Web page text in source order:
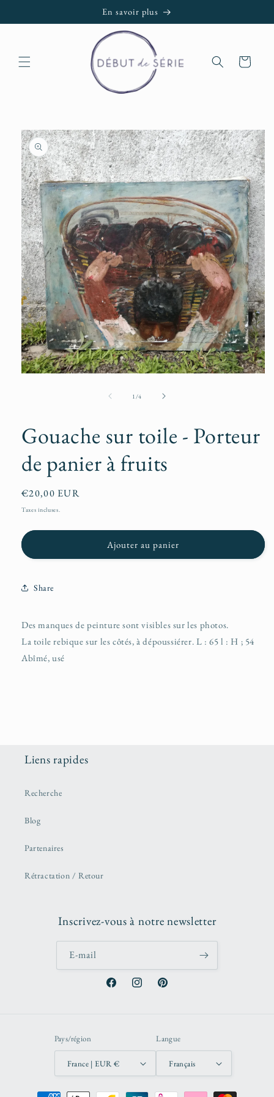
En savoir plus
Panier
Passer aux
informations
produits
fenêtre
modale
1/de
4
Gouache sur toile - Porteur
de panier à fruits
Prix
habituel
€20,00 EUR
Taxes incluses.
Ajouter au panier
Share
Des manques de peinture sont visibles sur les photos.
La toile rebique sur les côtés, à dépoussiérer. L : 65 l : H ; 54
Abîmé, usé
Liens rapides
Recherche
Blog
Partenaires
Rétractation / Retour
Inscrivez-vous à notre newsletter
E-mail
FacebookInstagramPinterest
Pays/région
France | EUR €
Langue
Français
Moyens